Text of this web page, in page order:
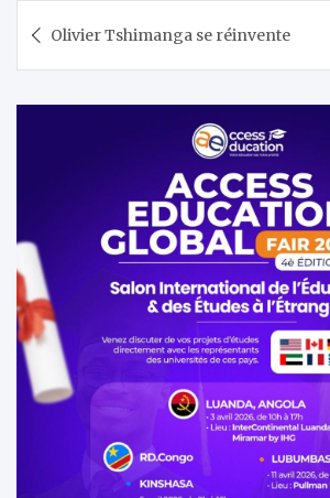
de Olivier Tshimanga se réinvente